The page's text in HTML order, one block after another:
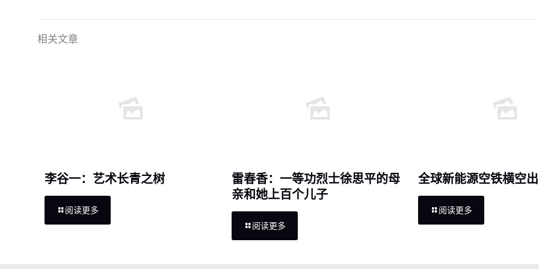
相关文章
李谷一：艺术长青之树
阅读更多
雷春香：一等功烈士徐思平的母
亲和她上百个儿子
阅读更多
全球新能源空铁横空
阅读更多